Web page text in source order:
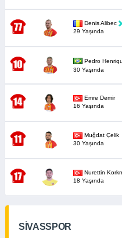
Denis Alibec
29 Yaşında
Pedro
30 Yaşında
Emre Demir
16 Yaşında
Muğdat Çelik
30 Yaşında
Nurettin
18 Yaşında
SİVASSPOR